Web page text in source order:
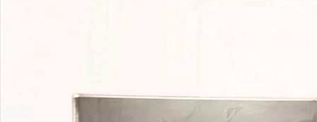
Palīglīdzekļi augu audzēšanai (72)